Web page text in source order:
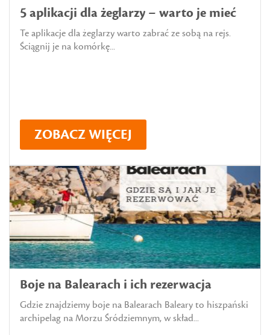
5 aplikacji dla żeglarzy – warto je mieć
Te aplikacje dla żeglarzy warto zabrać ze sobą na rejs.
Ściągnij je na komórkę...
ZOBACZ WIĘCEJ
Boje na Balearach i ich rezerwacja
Gdzie znajdziemy boje na Balearach Baleary to hiszpański
archipelag na Morzu Śródziemnym, w skład...